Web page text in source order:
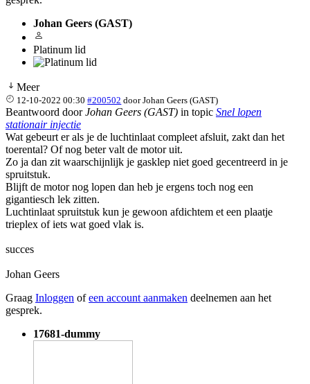
Johan Geers (GAST)
Platinum lid
Meer
12-10-2022 00:30 #200502 doorJohan Geers (GAST)
Beantwoord doorJohan Geers (GAST) in topic Snel lopen
stationair injectie
Wat gebeurt er als je de luchtinlaat compleet afsluit, zakt dan het
toerental? Of nog beter valt de motor uit.
Zo ja dan zit waarschijnlijk je gasklep niet goed gecentreerd in je
spruitstuk.
Blijft de motor nog lopen dan heb je ergens toch nog een
gigantiesch lek zitten.
Luchtinlaat spruitstuk kun je gewoon afdichtem et een plaatje
trieplex of iets wat goed vlak is.
succes
Johan Geers
Graag Inloggen ofeen account aanmaken deelnemen aan het
gesprek.
17681-dummy